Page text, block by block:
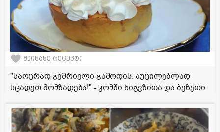
შეინახე რეცეპტი
"საოცრად გემრიელი გამოდის, აუცილებლად
სცადეთ მომზადება!" - კომში ნიგვზითა და ბეზეთი